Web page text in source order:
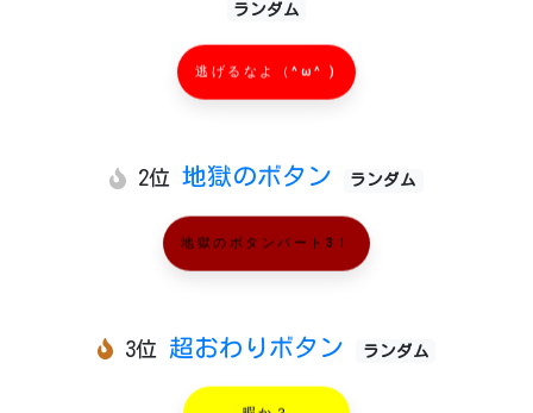
ランダム
逃げるなよ（^ω^ )
2位 地獄のボタン ランダム
地獄のボタンパート3！
3位 超おわりボタン ランダム